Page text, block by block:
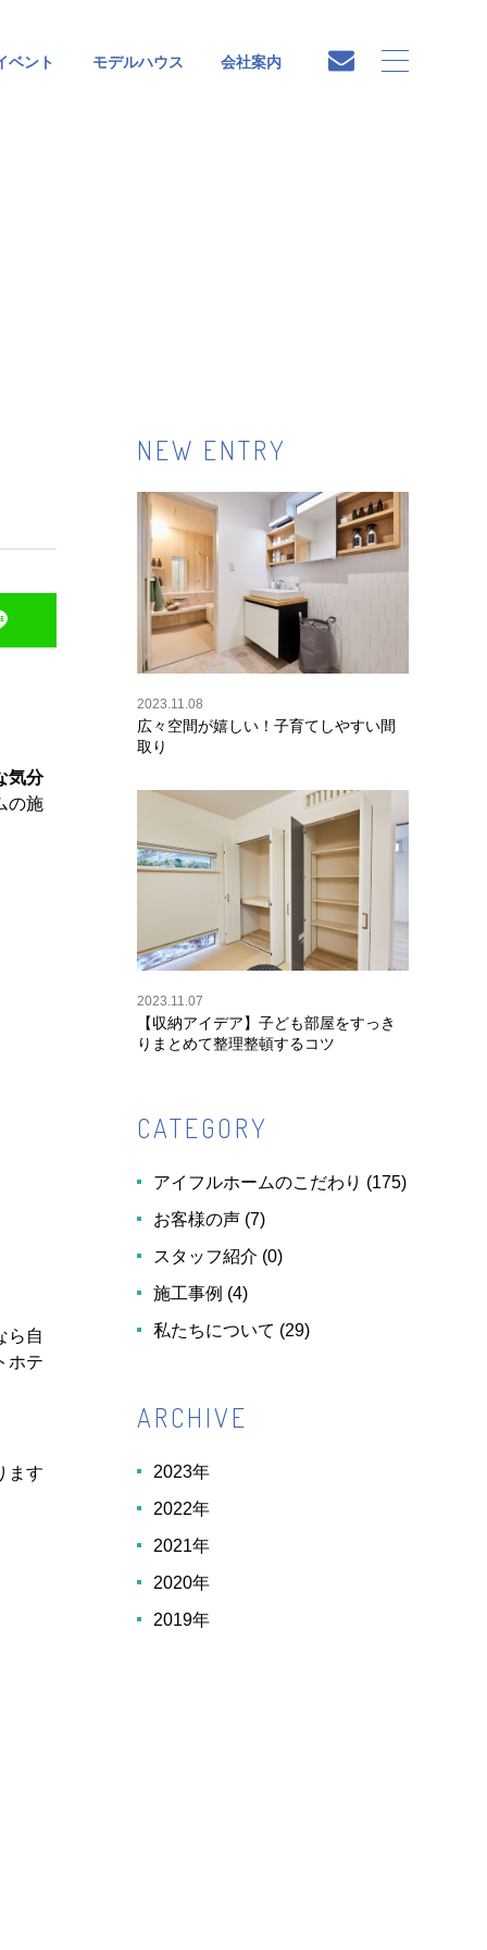
ベント モデルハウス 会社案内
気分
の施
ら自
ホテ
ます
NEW ENTRY
2023.11.08
広々空間が嬉しい！子育てしやすい間
取り
2023.11.07
【収納アイデア】子ども部屋をすっき
りまとめて整理整頓するコツ
CATEGORY
アイフルホームのこだわり (175)
お客様の声 (7)
スタッフ紹介 (0)
施工事例 (4)
私たちについて (29)
ARCHIVE
2023年
2022年
2021年
2020年
2019年